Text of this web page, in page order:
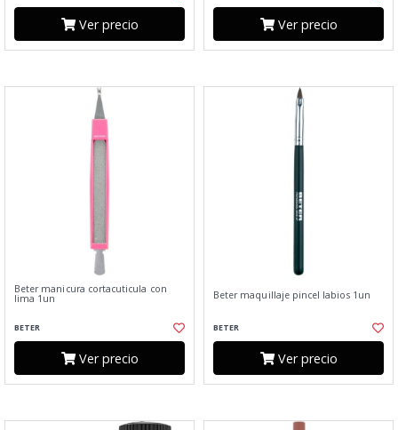
Ver precio Ver precio
Beter manicura cortacuticula con
lima 1un
BETER
Ver precio
Beter maquillaje pincel labios 1un
BETER
Ver precio